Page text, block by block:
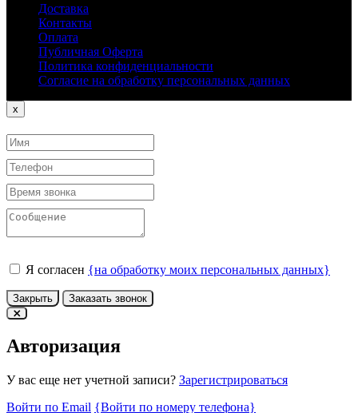
Доставка
Контакты
Оплата
Публичная Оферта
Политика конфиденциальности
Согласие на обработку персональных данных
x
Я согласен {на обработку моих персональных данных}
Закрыть Заказать звонок
Авторизация
У вас еще нет учетной записи? Зарегистрироваться
Войти по Email {Войти по номеру телефона}